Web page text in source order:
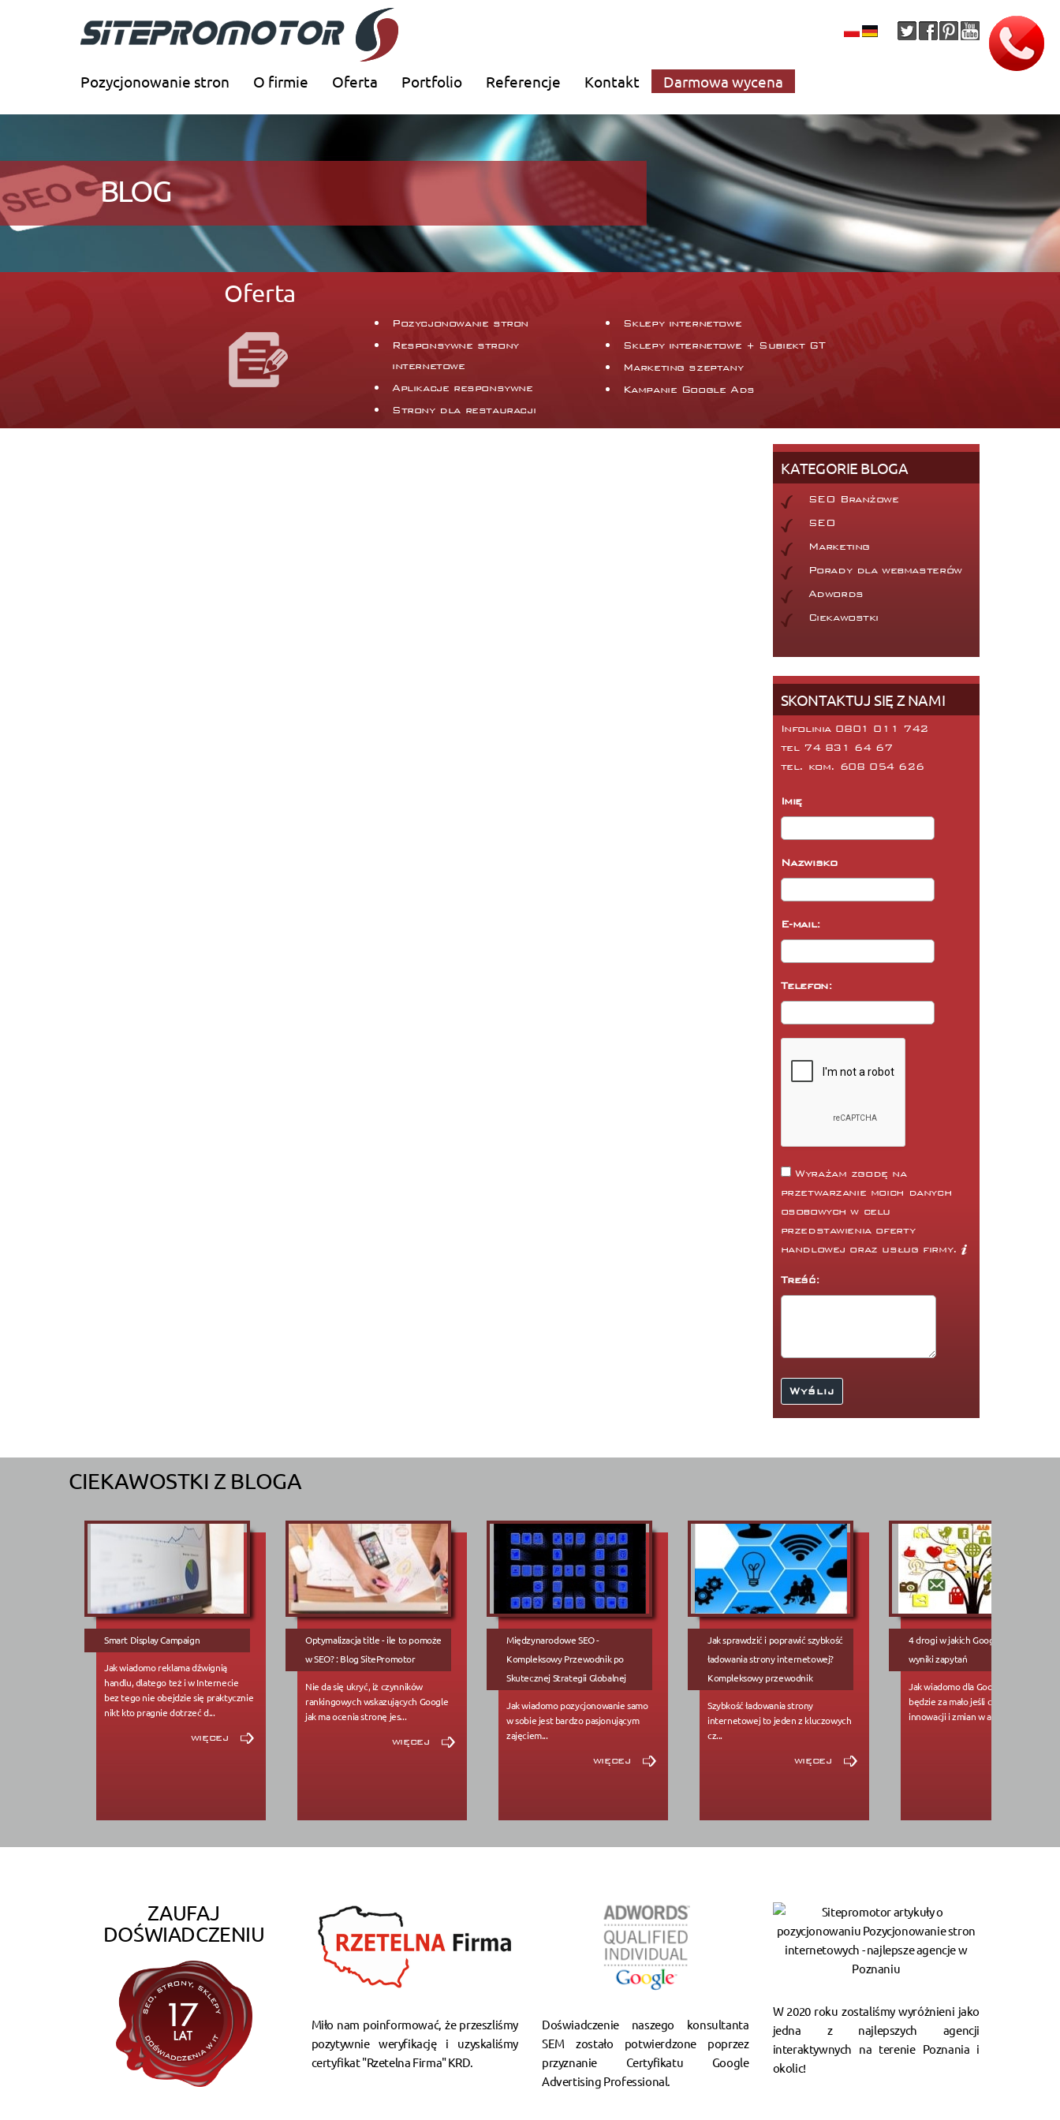
Pozycjonowanie stron O firmie Oferta Portfolio Referencje Kontakt Darmowa wycena
BLOG
Oferta
Pozycjonowanie stron
Responsywne strony
internetowe
Aplikacje responsywne
Strony dla restauracji
Sklepy internetowe
Sklepy internetowe + Subiekt GT
Marketing szeptany
Kampanie Google Ads
KATEGORIE BLOGA
SEO Branżowe
SEO
Marketing
Porady dla webmasterów
Adwords
Ciekawostki
SKONTAKTUJ SIĘ Z NAMI
Infolinia 0801 011 742
tel 74 831 64 67
tel. kom. 608 054 626
Imię
Nazwisko
E-mail:
Telefon:
Wyrażam zgodę na
przetwarzanie moich danych
osobowych w celu
przedstawienia oferty
handlowej oraz usług firmy.
Treść:
CIEKAWOSTKI Z BLOGA
Smart Display Campaign
Jak wiadomo reklama dźwignią
handlu, dlatego też i w Internecie
bez tego nie obejdzie się praktycznie
nikt kto pragnie dotrzeć d...
więcej
Optymalizacja title - ile to pomoże
w SEO? : Blog SitePromotor
Nie da się ukryć, iż czynników
rankingowych wskazujących Google
jak ma ocenia stronę jes...
więcej
Międzynarodowe SEO -
Kompleksowy Przewodnik po
Skutecznej Strategii Globalnej
Jak wiadomo pozycjonowanie samo
w sobie jest bardzo pasjonującym
zajęciem...
więcej
Jak sprawdzić i poprawić szybkość
ładowania strony internetowej?
Kompleksowy przewodnik
Szybkość ładowania strony
internetowej to jeden z kluczowych
cz...
więcej
4 drogi w jakich Google pokazuje
wyniki zapytań
Jak wiadomo dla Google nigdy nie
będzie za mało jeśli chodzi o kwestie
innowacji i zmian w algorytmie s...
ZAUFAJ
DOŚWIADCZENIU
Miło nam poinformować, że przeszliśmy
pozytywnie weryfikację i uzyskaliśmy
certyfikat "Rzetelna Firma" KRD.
Doświadczenie naszego konsultanta
SEM zostało potwierdzone poprzez
przyznanie Certyfikatu Google
Advertising Professional.
W 2020 roku zostaliśmy wyróżnieni jako
jedna z najlepszych agencji
interaktywnych na terenie Poznania i
okolic!